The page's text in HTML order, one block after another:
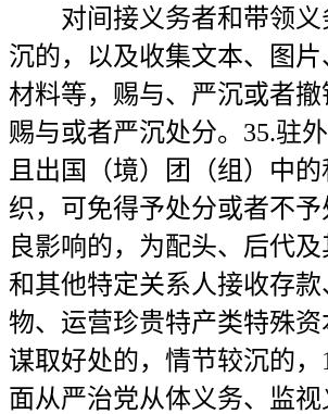
对间接义务者和带领义
沉的，以及收集文本、图
材料等，赐与、严沉或者撤
赐与或者严沉处分。35.驻
且出国（境）团（组）中
织，可免得予处分或者不
良影响的，为配头、后代
和其他特定关系人接收存
物、运营珍贵特产类特殊
谋取好处的，情节较沉的，
面从严治党从体义务、监